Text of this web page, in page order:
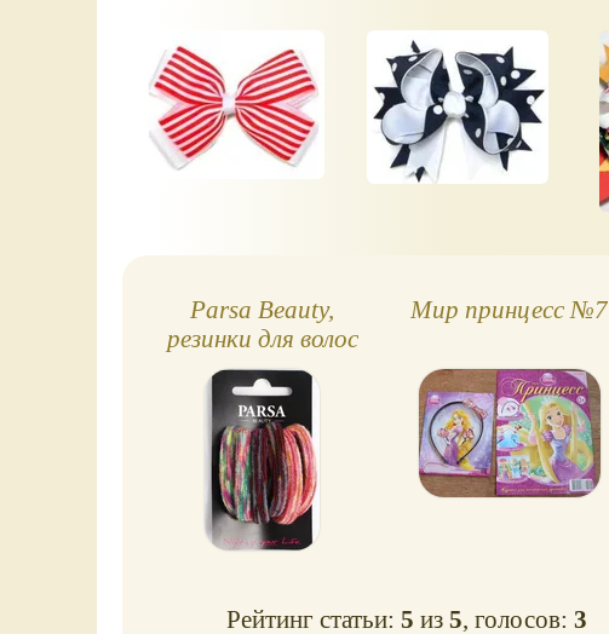
Parsa Beauty,
резинки для волос
Мир принцесс №7
Рейтинг статьи:5 из5, голосов:3